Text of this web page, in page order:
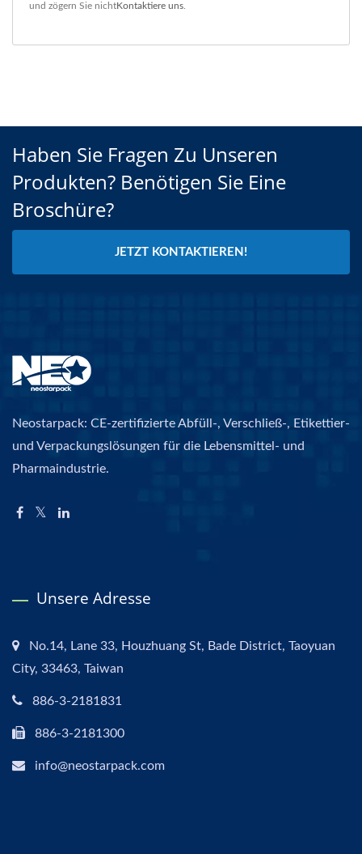
und zögern Sie nichtKontaktiere uns
Haben Sie Fragen Zu Unseren
Produkten? Benötigen Sie Eine
Broschüre?
JETZT KONTAKTIEREN!
Neostarpack: CE-zertifizierte Abfüll-, Verschließ-, Etikettier-
und Verpackungslösungen für die Lebensmittel- und
Pharmaindustrie.
Unsere Adresse
No.14, Lane 33, Houzhuang St, Bade District, Taoyuan
City, 33463, Taiwan
886-3-2181831
886-3-2181300
info@neostarpack.com